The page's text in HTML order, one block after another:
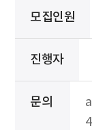
모집인원
진행자
문의